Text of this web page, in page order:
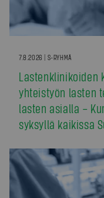
7.8.2026 | S-RYHMÄ
Lastenklinikoiden
yhteistyön lasten
lasten asialla –
syksyllä kaikissa